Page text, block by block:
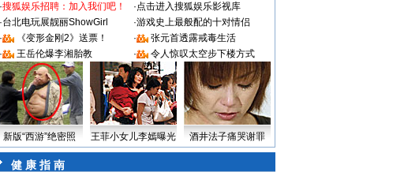
·搜狐娱乐招聘：加入我们吧！ ·点击进入搜狐娱乐影视库
·台北电玩展靓丽ShowGirl ·游戏史上最般配的十对情侣
·
《变形金刚2》送票！ ·
张元首透露戒毒生活
·
王岳伦爆李湘胎教 · 令人惊叹太空步下楼方式
新版“西游”绝密照 王菲小女儿李嫣曝光 酒井法子痛哭谢罪
健 康 指 南